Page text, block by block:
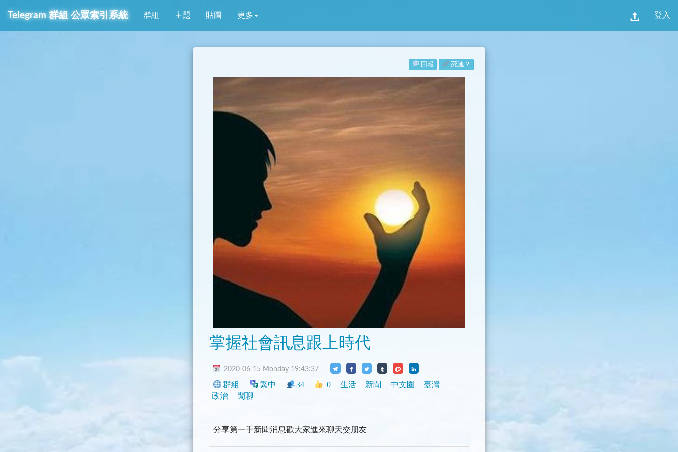
Telegram 群組 公眾索引系統 群組 主題 貼圖 更多 登入
回報 死連？
掌握社會訊息跟上時代
2020-06-15 Monday 19:43:37
群組 繁中 34 0 生活 新聞 中文圈
臺灣
政治
閒聊
分享第一手新聞消息歡大家進來聊天交朋友